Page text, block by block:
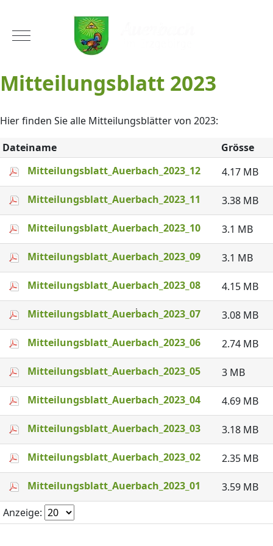
Mobile Menu Toggle
Mitteilungsblatt 2023
Hier finden Sie alle Mitteilungsblätter von 2023:
Dateiname
Grösse
Anzeige:
Mitteilungsblatt_Auerbach_2023_12 4.17 MB
Mitteilungsblatt_Auerbach_2023_11 3.38 MB
Mitteilungsblatt_Auerbach_2023_10 3.1 MB
Mitteilungsblatt_Auerbach_2023_09 3.1 MB
Mitteilungsblatt_Auerbach_2023_08 4.15 MB
Mitteilungsblatt_Auerbach_2023_07 3.08 MB
Mitteilungsblatt_Auerbach_2023_06 2.74 MB
Mitteilungsblatt_Auerbach_2023_05 3 MB
Mitteilungsblatt_Auerbach_2023_04 4.69 MB
Mitteilungsblatt_Auerbach_2023_03 3.18 MB
Mitteilungsblatt_Auerbach_2023_02 2.35 MB
Mitteilungsblatt_Auerbach_2023_01 3.59 MB